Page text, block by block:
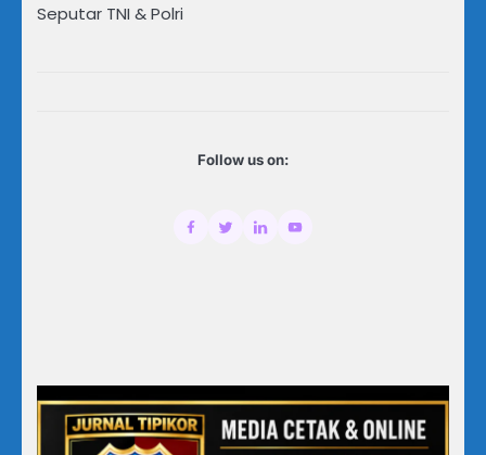
Seputar TNI & Polri
Follow us on: